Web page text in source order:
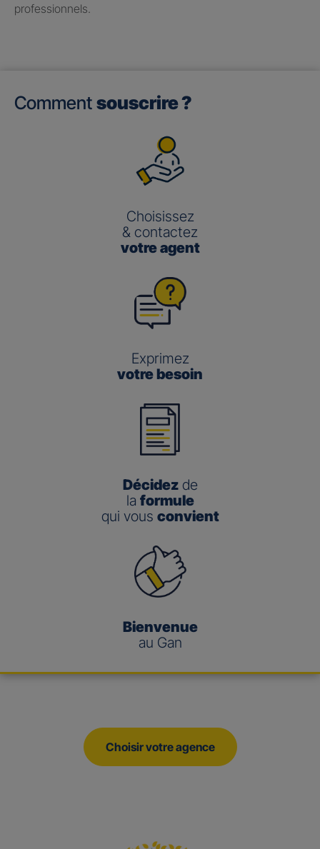
professionnels.
Comment souscrire ?
Choisissez
& contactez
votre agent
Exprimez
votre besoin
Décidezde
la formule
qui vous convient
Bienvenue
au Gan
Choisir votre agence